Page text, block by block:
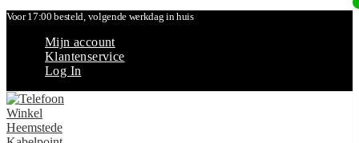
Voor 17:00 besteld, volgende werkdag in huis
Mijn account
Klantenservice
Log In